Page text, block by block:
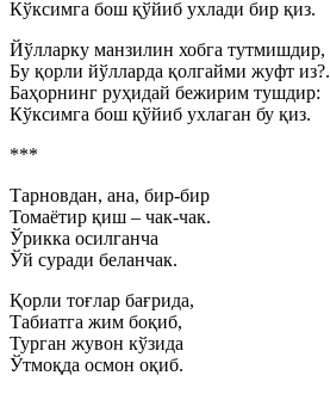
Кўксимга бош қўйиб ухлади бир қиз.
Йўлларку манзилин хобга тутмишдир,
Бу қорли йўлларда қолгайми жуфт из?.
Баҳорнинг руҳидай бежирим тушдир:
Кўксимга бош қўйиб ухлаган бу қиз.
***
Тарновдан, ана, бир-бир
Томаётир қиш – чак-чак.
Ўрикка осилганча
Ўй суради беланчак.
Қорли тоғлар бағрида,
Табиатга жим боқиб,
Турган жувон кўзида
Ўтмоқда осмон оқиб.